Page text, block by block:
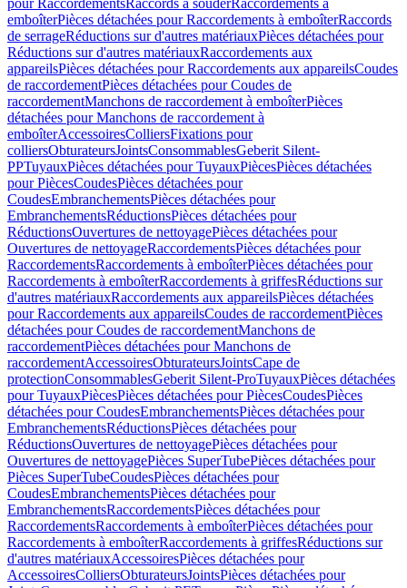
pour RaccordementsRaccords à souderRaccordements à
emboîterPièces détachées pour Raccordements à emboîterRaccords
de serrageRéductions sur d'autres matériauxPièces détachées pour
Réductions sur d'autres matériauxRaccordements aux
appareilsPièces détachées pour Raccordements aux appareilsCoudes
de raccordementPièces détachées pour Coudes de
raccordementManchons de raccordement à emboîterPièces
détachées pour Manchons de raccordement à
emboîterAccessoiresColliersFixations pour
colliersObturateursJointsConsommablesGeberit Silent-
PPTuyauxPièces détachées pour TuyauxPiècesPièces détachées
pour PiècesCoudesPièces détachées pour
CoudesEmbranchementsPièces détachées pour
EmbranchementsRéductionsPièces détachées pour
RéductionsOuvertures de nettoyagePièces détachées pour
Ouvertures de nettoyageRaccordementsPièces détachées pour
RaccordementsRaccordements à emboîterPièces détachées pour
Raccordements à emboîterRaccordements à griffesRéductions sur
d'autres matériauxRaccordements aux appareilsPièces détachées
pour Raccordements aux appareilsCoudes de raccordementPièces
détachées pour Coudes de raccordementManchons de
raccordementPièces détachées pour Manchons de
raccordementAccessoiresObturateursJointsCape de
protectionConsommablesGeberit Silent-ProTuyauxPièces détachées
pour TuyauxPiècesPièces détachées pour PiècesCoudesPièces
détachées pour CoudesEmbranchementsPièces détachées pour
EmbranchementsRéductionsPièces détachées pour
RéductionsOuvertures de nettoyagePièces détachées pour
Ouvertures de nettoyagePièces SuperTubePièces détachées pour
Pièces SuperTubeCoudesPièces détachées pour
CoudesEmbranchementsPièces détachées pour
EmbranchementsRaccordementsPièces détachées pour
RaccordementsRaccordements à emboîterPièces détachées pour
Raccordements à emboîterRaccordements à griffesRéductions sur
d'autres matériauxAccessoiresPièces détachées pour
AccessoiresColliersObturateursJointsPièces détachées pour